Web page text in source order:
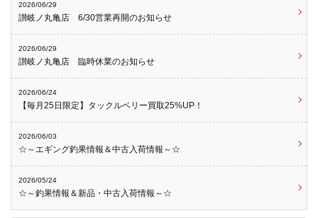
2026/06/29
讃岐ノ丸亀店 6/30営業再開のお知らせ
2026/06/29
讃岐ノ丸亀店 臨時休業のお知らせ
2026/06/24
【毎月25日限定】タックルベリー買取25%UP！
2026/06/03
☆～エギング釣果情報＆中古入荷情報～☆
2026/05/24
☆～釣果情報＆新品・中古入荷情報～☆